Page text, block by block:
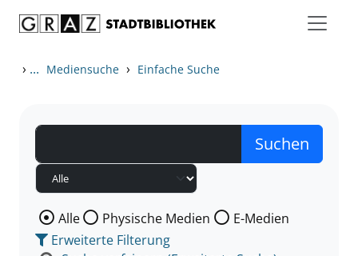
› ... Mediensuche › Einfache Suche
Wählen Sie die Medienart nach der Sie suchen wollen.
Alle Physische Medien
E-Medien
Erweiterte Filterung